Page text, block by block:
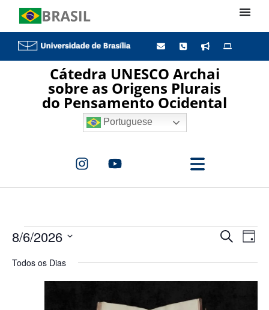
Cátedra UNESCO Archai
sobre as Origens Plurais
do Pensamento Ocidental
Portuguese
e
Procurar
do
Dia
8/6/2026
a
data.
Todos os Dias